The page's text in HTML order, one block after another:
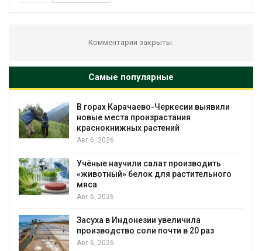
Комментарии закрыты.
Самые популярные
Карачаево-Черкесии выявили
произрастания
растений
салат производить
белок для растительного
Индонезии увеличила
соли почти в 20 раз
В
Изменение
бабочек по
бизнеса